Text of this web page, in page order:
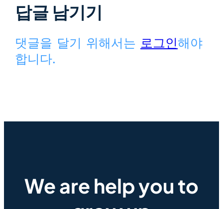
답글 남기기
댓글을 달기 위해서는 로그인해야
합니다.
We are help you to